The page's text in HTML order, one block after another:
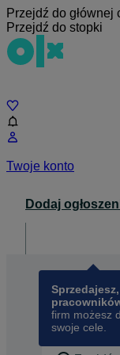
Przejdź do głównej
Przejdź do stopki
Twoje konto
Dodaj
firm możesz
swoje cele.